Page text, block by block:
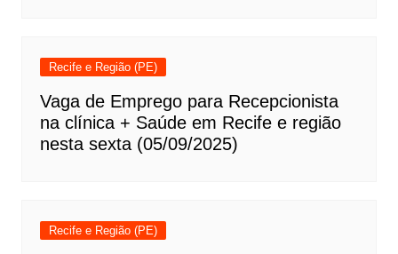
Recife e Região (PE)
Vaga de Emprego para Recepcionista
na clínica + Saúde em Recife e região
nesta sexta (05/09/2025)
Recife e Região (PE)